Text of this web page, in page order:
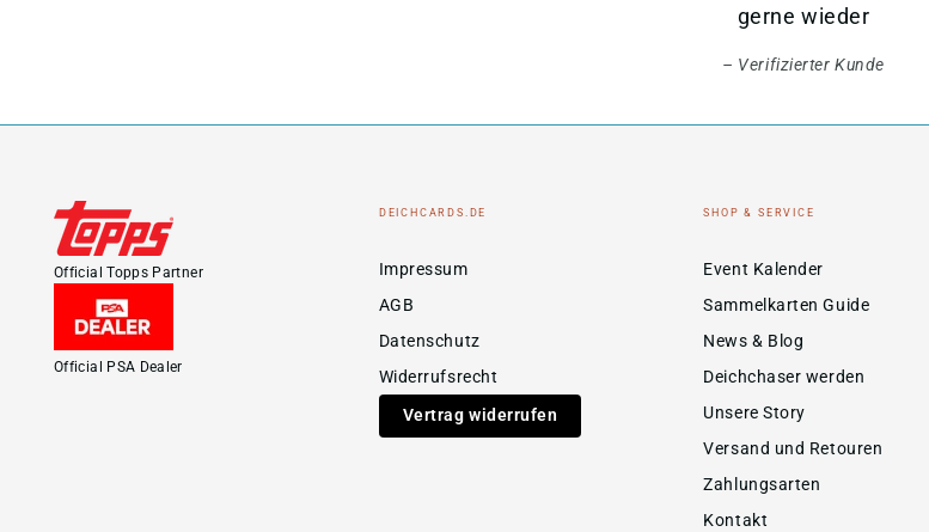
gerne wieder
Verifizierter Kunde
Official Topps Partner
Official PSA Dealer
DEICHCARDS.DE
Impressum
AGB
Datenschutz
Widerrufsrecht
Vertrag widerrufen
SHOP & SERVICE
Event Kalender
Sammelkarten Guide
News & Blog
Deichchaser werden
Unsere Story
Versand und Retouren
Zahlungsarten
Kontakt